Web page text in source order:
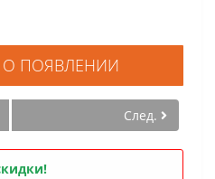
ПОЯВЛЕНИИ
След.